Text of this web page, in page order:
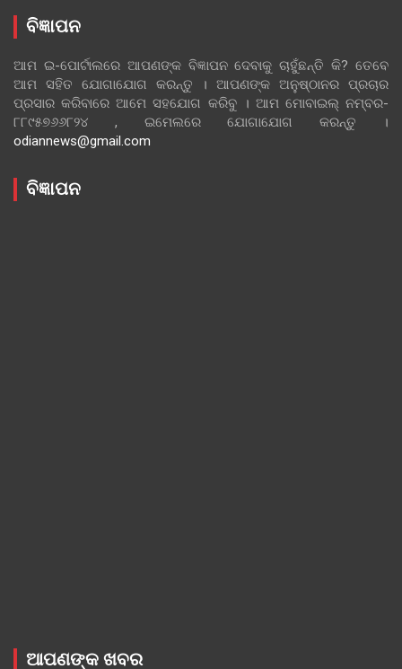
ବିଜ୍ଞାପନ
ଆମ ଇ-ପୋର୍ଟାଲରେ ଆପଣଙ୍କ ବିଜ୍ଞାପନ ଦେବାକୁ ଚାହୁଁଛନ୍ତି କି? ତେବେ
ଆମ ସହିତ ଯୋଗାଯୋଗ କରନ୍ତୁ । ଆପଣଙ୍କ ଅନୁଷ୍ଠାନର ପ୍ରଚାର
ପ୍ରସାର କରିବାରେ ଆମେ ସହଯୋଗ କରିବୁ । ଆମ ମୋବାଇଲ୍ ନମ୍ବର-
୮୮୯୫୭୬୬୮୨୪ , ଇମେଲରେ ଯୋଗାଯୋଗ କରନ୍ତୁ ।
odiannews@gmail.com
ବିଜ୍ଞାପନ
ଆପଣଙ୍କ ଖବର